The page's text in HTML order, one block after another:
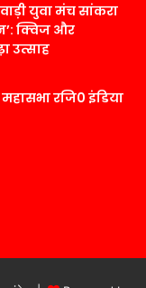
युवा मंच सांकरा
क्विज और
उत्साह
रजि0 इंडिया